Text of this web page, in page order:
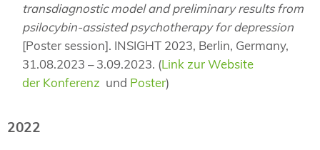
transdiagnostic model and preliminary results from
psilocybin-assisted psychotherapy for depression
[Poster session]. INSIGHT 2023, Berlin, Germany,
31.08.2023 – 3.09.2023. (Link zur Website
der Konferenz und Poster)
2022